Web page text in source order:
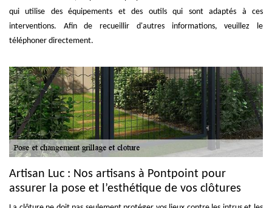
qui utilise des équipements et des outils qui sont adaptés à ces
interventions. Afin de recueillir d'autres informations, veuillez le
téléphoner directement.
Artisan Luc : Nos artisans à Pontpoint pour
assurer la pose et l’esthétique de vos clôtures